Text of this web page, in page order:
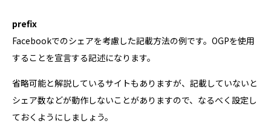
prefix
Facebookでのシェアを考慮した記載方法の例です。OGPを使用
することを宣言する記述になります。
省略可能と解説しているサイトもありますが、記載していないと
シェア数などが動作しないことがありますので、なるべく設定し
ておくようにしましょう。